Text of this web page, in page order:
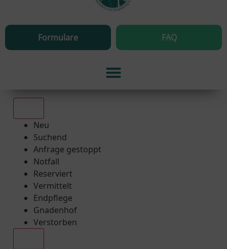
Formulare FAQ
Neu
Suchend
Anfrage gestoppt
Notfall
Reserviert
Vermittelt
Endpflege
Gnadenhof
Verstorben